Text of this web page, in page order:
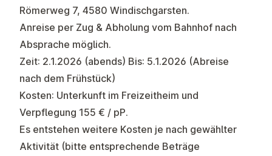
Römerweg 7, 4580 Windischgarsten.
Anreise per Zug & Abholung vom Bahnhof nach
Absprache möglich.
Zeit: 2.1.2026 (abends) Bis: 5.1.2026 (Abreise
nach dem Frühstück)
Kosten: Unterkunft im Freizeitheim und
Verpflegung 155 € / pP.
Es entstehen weitere Kosten je nach gewählter
Aktivität (bitte entsprechende Beträge